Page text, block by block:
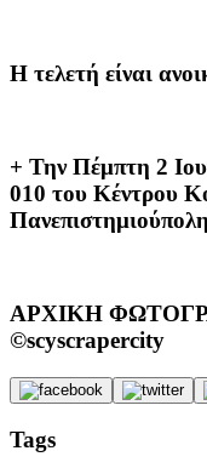
Η τελετή είναι
+ Την Πέμπτη 2
010 του Κέντρου
ΑΡΧΙΚΗ
©scyscrapercity
Tags